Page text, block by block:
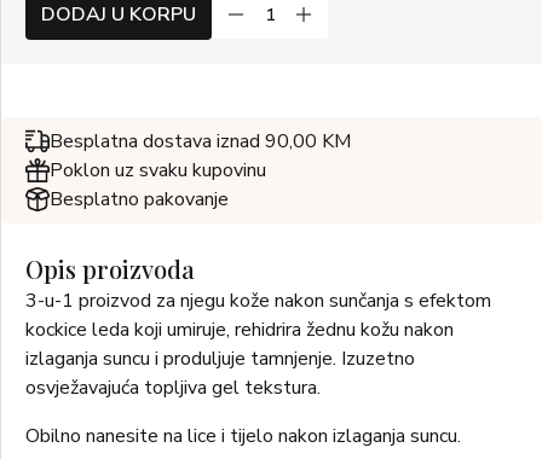
DODAJ U KORPU
Besplatna dostava iznad 90,00 KM
Poklon uz svaku kupovinu
Besplatno pakovanje
Opis proizvoda
3-u-1 proizvod za njegu kože nakon sunčanja s efektom
kockice leda koji umiruje, rehidrira žednu kožu nakon
izlaganja suncu i produljuje tamnjenje. Izuzetno
osvježavajuća topljiva gel tekstura.
Obilno nanesite na lice i tijelo nakon izlaganja suncu.